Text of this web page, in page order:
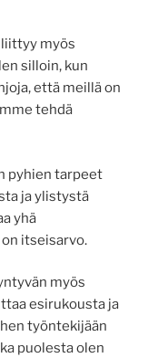
myös
silloin, kun
että meillä on
tehdä
pyhien tarpeet
ja ylistystä
yhä
itseisarvo.
myös
esirukousta ja
työntekijään
puolesta olen